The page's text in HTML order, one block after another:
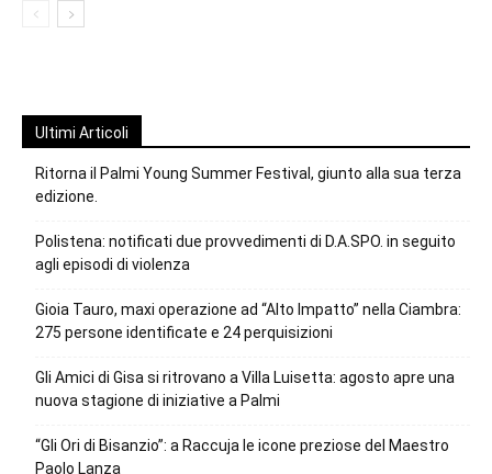
Ultimi Articoli
Ritorna il Palmi Young Summer Festival, giunto alla sua terza
edizione.
Polistena: notificati due provvedimenti di D.A.SPO. in seguito
agli episodi di violenza
Gioia Tauro, maxi operazione ad “Alto Impatto” nella Ciambra:
275 persone identificate e 24 perquisizioni
Gli Amici di Gisa si ritrovano a Villa Luisetta: agosto apre una
nuova stagione di iniziative a Palmi
“Gli Ori di Bisanzio”: a Raccuja le icone preziose del Maestro
Paolo Lanza